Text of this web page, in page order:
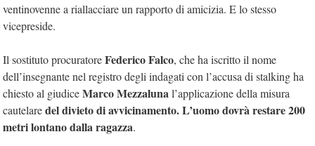
ventinovenne a riallacciare un rapporto di amicizia. E lo stesso
vicepreside.
Il sostituto procuratoreFederico Falco, che ha iscritto il nome
dell’insegnante nel registro degli indagati con l’accusa di stalking ha
chiesto al giudiceMarco Mezzalunal’applicazione della misura
cautelaredel divieto di avvicinamento. L’uomo dovrà restare 200
metri lontano dalla ragazza.